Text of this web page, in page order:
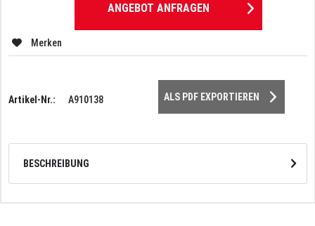
ANGEBOT ANFRAGEN
Merken
Artikel-Nr.: A910138 ALS PDF EXPORTIEREN
BESCHREIBUNG